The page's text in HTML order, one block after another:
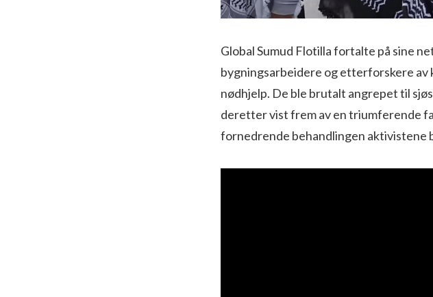
Global Sumud Flotilla fortalte på sine
bygningsarbeidere og etterforskere
nødhjelp. De ble brutalt angrepet til
deretter vist frem av en triumferende
fornedrende behandlingen aktivistene